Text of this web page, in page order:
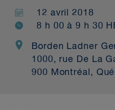
12 avril 2018
8 h 00 à 9 h 30
Borden Ladner
1000, rue De La
900 Montréal,